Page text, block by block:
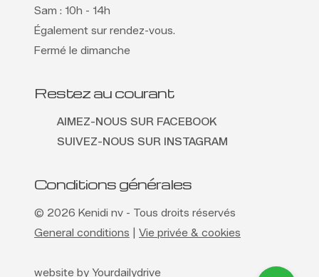
Sam : 10h - 14h
Également sur rendez-vous.
Fermé le dimanche
Restez au courant
AIMEZ-NOUS SUR FACEBOOK
SUIVEZ-NOUS SUR INSTAGRAM
Conditions générales
© 2026 Kenidi nv - Tous droits réservés
General conditions
Vie privée & cookies
website by Yourdailydrive